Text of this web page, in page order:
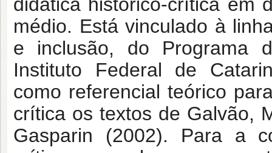
médio. Está vinculado à
e inclusão, do Programa
Instituto Federal de
como referencial teórico
crítica os textos de Galvão,
Gasparin (2002). Para a